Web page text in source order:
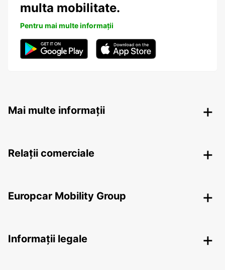
multa mobilitate.
Pentru mai multe informații
Mai multe informații
Relații comerciale
Europcar Mobility Group
Informații legale